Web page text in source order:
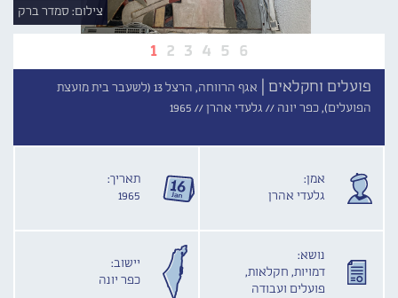
1 2 3 4 5 6
צילום: סמדר ברק
פועלים וחקלאים |
אגף הרווחה, הרצל 13 (לשעבר בית מועצת
הפועלים), כפר יונה // גלעדי אהרן // 1965
אמן:
גלעדי אהרן
תאריך:
1965
נושא:
דמויות, חקלאות,
פועלים ועבודה
יישוב:
כפר יונה